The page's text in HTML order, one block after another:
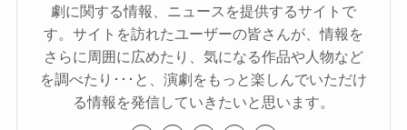
劇に関する情報、ニュースを提供するサイトで
す。サイトを訪れたユーザーの皆さんが、情報を
さらに周囲に広めたり、気になる作品や人物など
を調べたり･･･と、演劇をもっと楽しんでいただけ
る情報を発信していきたいと思います。